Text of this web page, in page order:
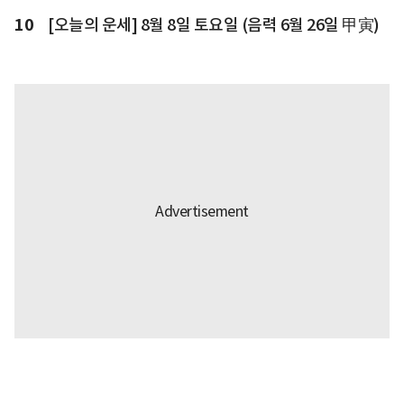
10 [오늘의 운세] 8월 8일 토요일 (음력 6월 26일 甲寅)